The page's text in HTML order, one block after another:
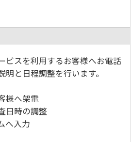
ビスを利用するお客様へお電話
明と日程調整を行います。
様へ架電
日時の調整
へ入力